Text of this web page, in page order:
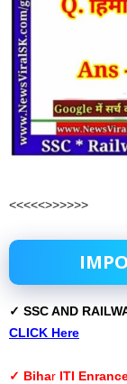
<<<<<>>>>>>
✓ SSC AND
CLICK Here
✓ Bihar ITI